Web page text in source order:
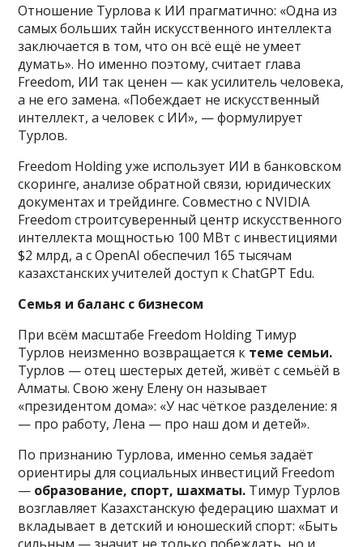
Отношение Турлова к ИИ прагматично: «Одна из
самых больших тайн искусственного интеллекта
заключается в том, что он всё ещё не умеет
думать». Но именно поэтому, считает глава
Freedom, ИИ так ценен — как усилитель человека,
а не его замена. «Побеждает не искусственный
интеллект, а человек с ИИ», — формулирует
Турлов.
Freedom Holding уже использует ИИ в банковском
скоринге, анализе обратной связи, юридических
документах и трейдинге. Совместно с NVIDIA
Freedom строитсуверенный центр искусственного
интеллекта мощностью 100 МВт с инвестициями
$2 млрд, а с OpenAI обеспечил 165 тысячам
казахстанских учителей доступ к ChatGPT Edu.
Семья и баланс с бизнесом
При всём масштабе Freedom Holding Тимур
Турлов неизменно возвращается к теме семьи.
Турлов — отец шестерых детей, живёт с семьёй в
Алматы. Свою жену Елену он называет
«президентом дома»: «У нас чёткое разделение: я
— про работу, Лена — про наш дом и детей».
По признанию Турлова, именно семья задаёт
ориентиры для социальных инвестиций Freedom
— образование, спорт, шахматы. Тимур Турлов
возглавляет Казахстанскую федерацию шахмат и
вкладывает в детский и юношеский спорт: «Быть
сильным — значит не только побеждать, но и